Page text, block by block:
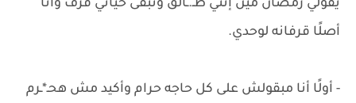
يقولي رمضان مين إنتي طـ.ـالق وتبقى حياتي قرف وأنا
أصلًا قرفانه لوحدي.
- أولًا أنا مبقولش على كل حاجه حرام وأكيد مش هحـ*ـرم